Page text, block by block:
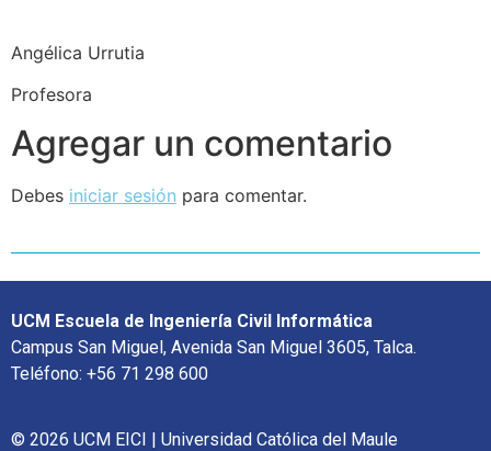
Angélica Urrutia
Profesora
Agregar un comentario
Debes iniciar sesión para comentar.
UCM Escuela de Ingeniería Civil Informática
Campus San Miguel, Avenida San Miguel 3605, Talca.
Teléfono: +56 71 298 600
© 2026 UCM EICI | Universidad Católica del Maule